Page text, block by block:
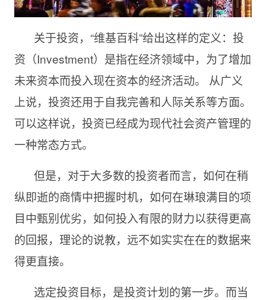
关于投资，“维基百科”给出这样的定义：投
资（Investment）是指在经济领域中，为了增加
未来资本而投入现在资本的经济活动。 从广义
上说，投资还用于自我完善和人际关系等方面。
可以这样说，投资已经成为现代社会资产管理的
一种常态方式。
但是，对于大多数的投资者而言，如何在稍
纵即逝的商情中把握时机，如何在琳琅满目的项
目中甄别优劣，如何投入有限的财力以获得更高
的回报，理论的说教，远不如实实在在的数据来
得更直接。
选定投资目标，是投资计划的第一步。而当